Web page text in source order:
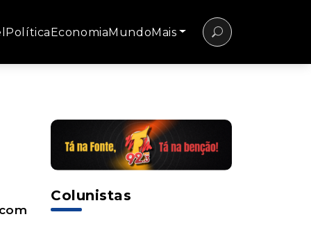
PolíticaEconomiaMundoMais
Colunistas